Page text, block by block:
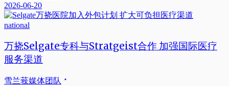
2026-06-20
national
万挠Selgate专科与Stratgeist合作 加强国际医疗
服务渠道
雪兰莪媒体团队